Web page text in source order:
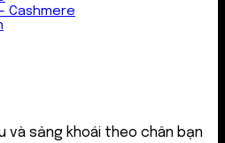
Cashmere
và sảng khoái theo chân bạn